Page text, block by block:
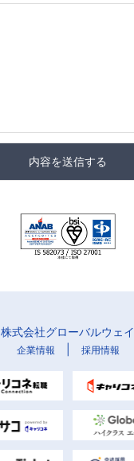
内容を送信する
株式会社グローバルウェイ
企業情報 採用情報